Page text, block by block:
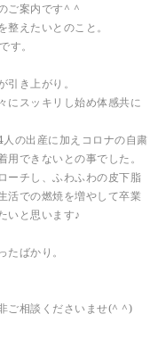
ご案内です^ ^
整えたいとのこと。
す。
き上がり。
にスッキリし始め体感共に
の出産に加えコロナの自粛
用できないとの事でした。
ーチし、ふわふわの皮下脂
活での燃焼を増やして卒業
いと思います♪
たばかり。
ご相談くださいませ(^ ^)